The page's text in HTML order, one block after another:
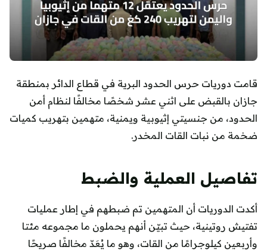
قامت دوريات حرس الحدود البرية في قطاع الدائر بمنطقة
جازان بالقبض على اثني عشر شخصًا مخالفًا لنظام أمن
الحدود، من جنسيتي إثيوبية ويمنية، متهمين بتهريب كميات
ضخمة من نبات القات المخدر.
تفاصيل العملية والضبط
أكدت الدوريات أن المتهمين تم ضبطهم في إطار عمليات
تفتيش روتينية، حيث تبيّن أنهم يحملون ما مجموعه مئتا
وأربعين كيلوجرامًا من القات، وهو ما يُعَدّ مخالفًا صريحًا